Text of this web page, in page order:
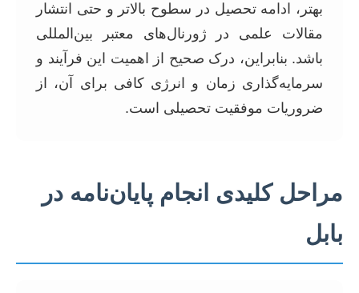
بهتر، ادامه تحصیل در سطوح بالاتر و حتی انتشار
مقالات علمی در ژورنال‌های معتبر بین‌المللی
باشد. بنابراین، درک صحیح از اهمیت این فرآیند و
سرمایه‌گذاری زمان و انرژی کافی برای آن، از
ضروریات موفقیت تحصیلی است.
مراحل کلیدی انجام پایان‌نامه در
بابل